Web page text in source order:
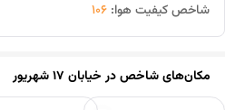
شاخص کیفیت هوا: 106
مکان‌های شاخص درخیابان ۱۷ شهریور